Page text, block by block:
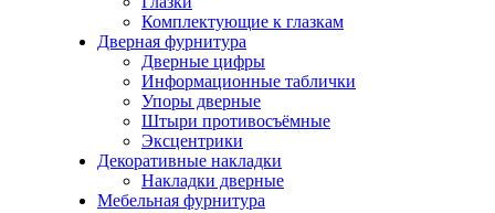
Комплектующие к глазкам
Дверная фурнитура
Дверные цифры
Информационные таблички
Упоры дверные
Штыри противосъёмные
Эксцентрики
Декоративные накладки
Накладки дверные
Мебельная фурнитура